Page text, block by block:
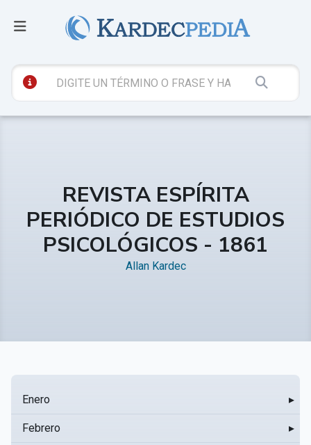
REVISTA ESPÍRITA
PERIÓDICO DE ESTUDIOS
PSICOLÓGICOS - 1861
Allan Kardec
Enero ▸
Febrero ▸